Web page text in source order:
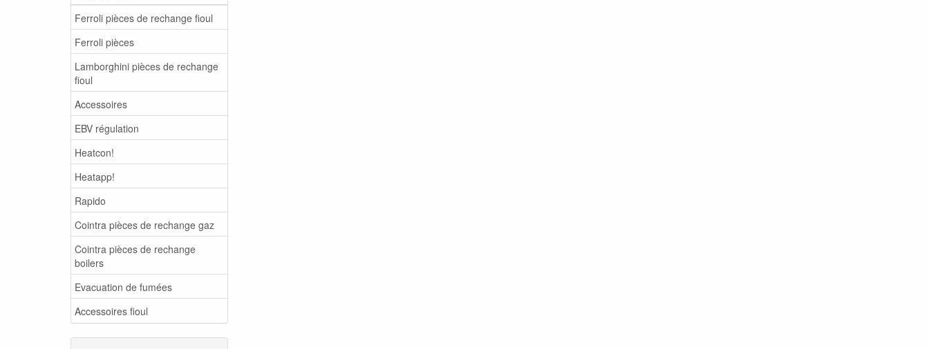
Ferroli pièces de rechange fioul
Ferroli pièces
Lamborghini pièces de rechange
fioul
Accessoires
EBV régulation
Heatcon!
Heatapp!
Rapido
Cointra pièces de rechange gaz
Cointra pièces de rechange
boilers
Evacuation de fumées
Accessoires fioul